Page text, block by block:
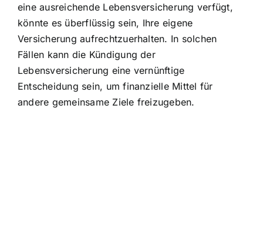
eine ausreichende Lebensversicherung verfügt,
könnte es überflüssig sein, Ihre eigene
Versicherung aufrechtzuerhalten. In solchen
Fällen kann die Kündigung der
Lebensversicherung eine vernünftige
Entscheidung sein, um finanzielle Mittel für
andere gemeinsame Ziele freizugeben.